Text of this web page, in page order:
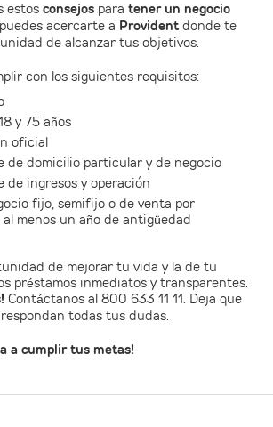
estos consejos para tener un negocio
acercarte a Provident donde te
de alcanzar tus objetivos.
con los siguientes requisitos:
y 75 años
oficial
de domicilio particular y de negocio
de ingresos y operación
fijo, semifijo o de venta por
menos un año de antigüedad
de mejorar tu vida y la de tu
préstamos inmediatos y transparentes.
Contáctanos al 800 633 11 11. Deja que
todas tus dudas.
a cumplir tus metas!